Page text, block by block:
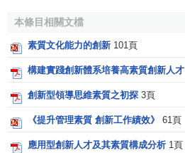
本條目相關文檔
素質文化能力的創新 101頁
構建實踐創新體系培養高素質創新人才
創新型領導思維素質之初探 3頁
《提升管理素質 創新工作績效》 61頁
應用型創新人才及其素質構成分析 1頁